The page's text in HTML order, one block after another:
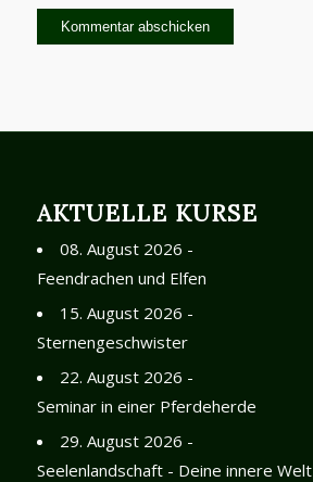
AKTUELLE KURSE
08. August 2026 -
Feendrachen und Elfen
15. August 2026 -
Sternengeschwister
22. August 2026 -
Seminar in einer Pferdeherde
29. August 2026 -
Seelenlandschaft - Deine innere Welt